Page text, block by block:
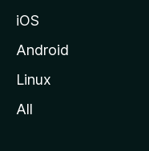
iOS
Android
Linux
All